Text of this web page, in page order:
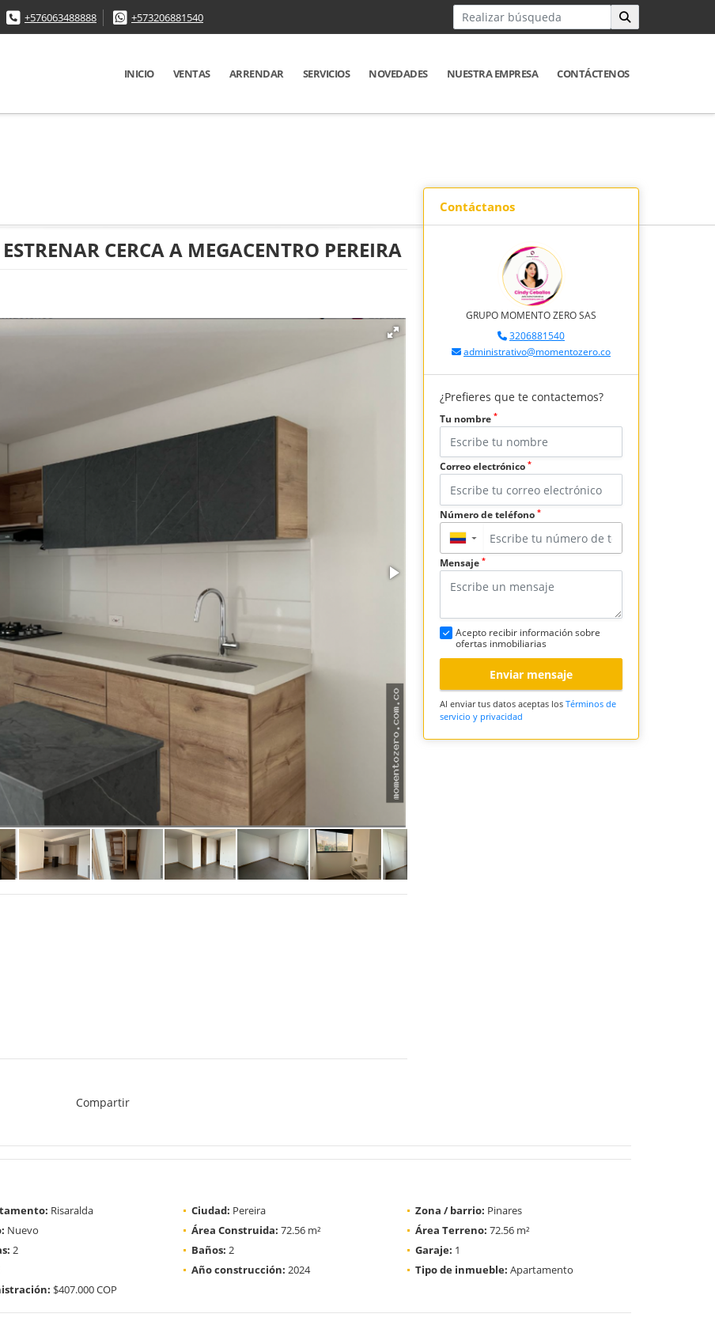
+576063488888 +573206881540
INICIO VENTAS ARRENDAR SERVICIOS NOVEDADES NUESTRA EMPRESA CONTÁCTENOS
CERCA A MEGACENTRO PEREIRA
Compartir
Contáctanos
GRUPO MOMENTO ZERO SAS
3206881540
administrativo@momentozero.co
¿Prefieres que te contactemos?
Tu nombre *
Correo electrónico *
Número de teléfono *
▼
Mensaje *
Acepto recibir información sobre
ofertas inmobiliarias
Enviar mensaje
Al enviar tus datos aceptas los Términos de
servicio y privacidad
Risaralda Ciudad: Pereira Zona / barrio: Pinares
Nuevo Área Construida: 72.56 m² Área Terreno: 72.56 m²
2 Baños: 2 Garaje: 1
Año construcción: 2024 Tipo de inmueble: Apartamento
$407.000 COP